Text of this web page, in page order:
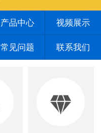
产品中心 视频展示
常见问题 联系我们